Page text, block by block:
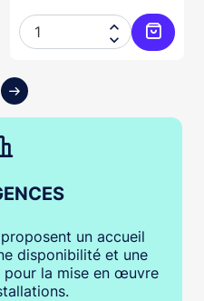
au panier


un accueil
disponibilité et une
pour la mise en œuvre